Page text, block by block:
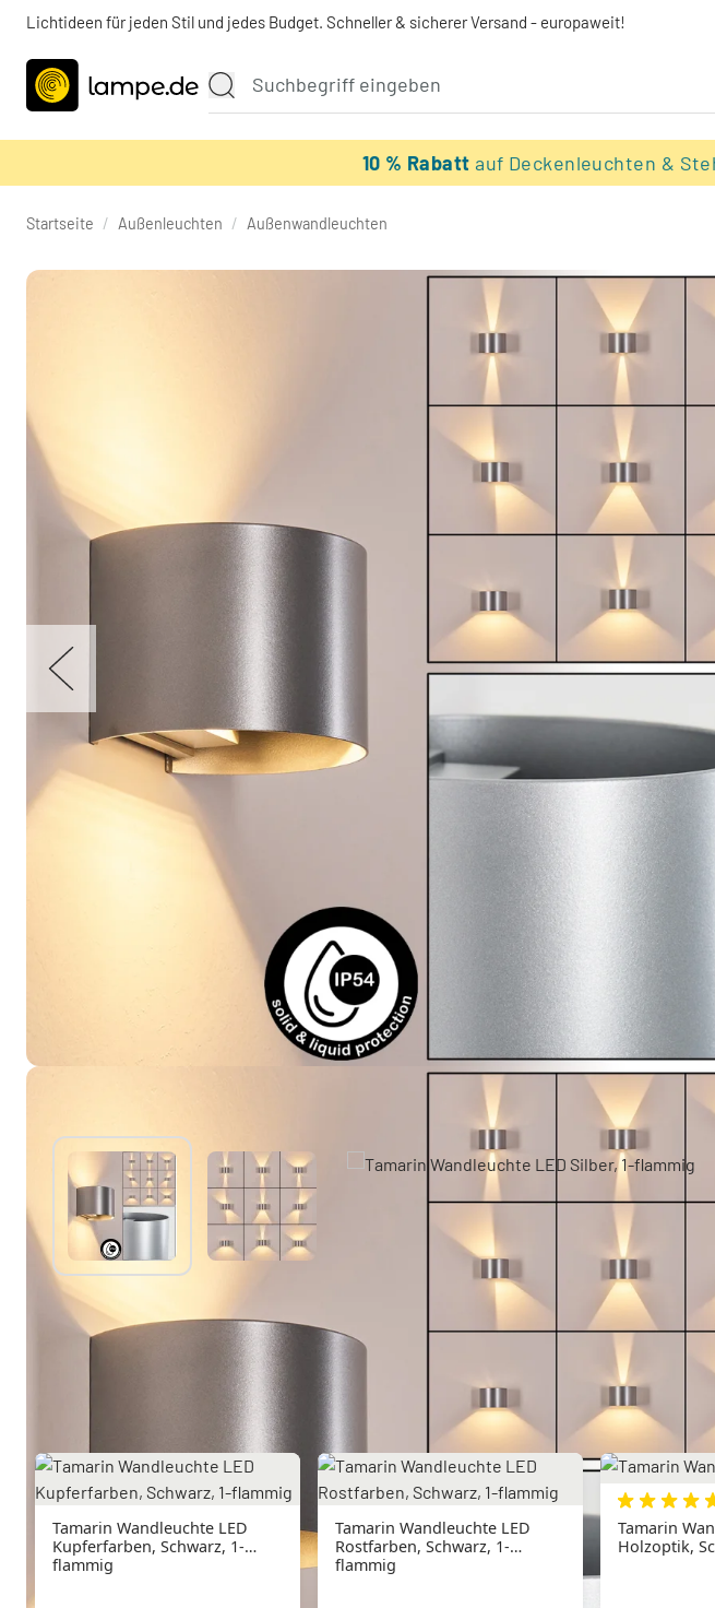
Lichtideen für jeden Stil und jedes Budget. Schneller & sicherer Versand - europaweit!
10 % Rabattauf Deckenleuchten &
Startseite / Außenleuchten / Außenwandleuchten
Sie mögen vielleicht auch
Tamarin Wandleuchte LED
Kupferfarben, Schwarz, 1-
flammig
Tamarin Wandleuchte LED
Rostfarben, Schwarz, 1-
flammig
Tamarin
Holzoptik,